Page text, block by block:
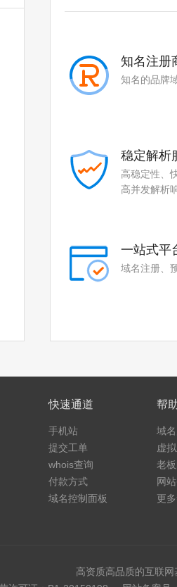
知名注册
知名的品牌
稳定解析
高稳定性、
高并发解析
一站式平
域名注册、
快速通道
手机站
提交工单
whois查询
付款方式
域名控制面板
帮
域
虚
老
网
更
高资质高品质的互联